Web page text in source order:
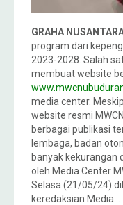
GRAHA
program dari
2023-2028. Salah
membuat website
media center.
website resmi
berbagai publikasi
lembaga, badan
banyak kekurangan
oleh Media Center
Selasa (21/05/24)
keredaksian Media…